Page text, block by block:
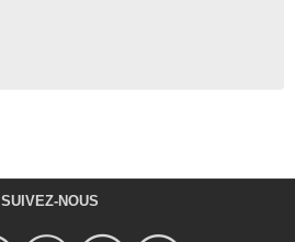
SUIVEZ-NOUS